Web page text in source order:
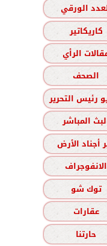
الورقي
كاريكاتير
الرأي
الصحف
رئيس التحرير
المباشر
أجناد الأرض
الانفوجراف
توك شو
عقارات
حارتنا